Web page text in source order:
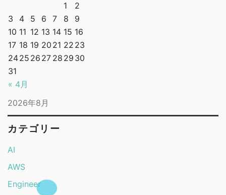
2026年8月
« 4月
1
2
3
4 5 6 7 8
9
10 11 12 13 14 15 16
17 18 19 20 21 22 23
2425 26 27 28 29 30
31
カテゴリー
AI
AWS
Engineer